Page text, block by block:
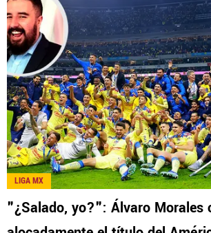
LIGA MX
"¿Salado, yo?": Álvaro Morales